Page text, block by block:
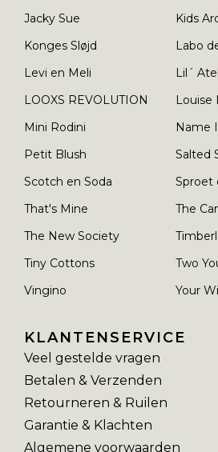
Jacky Sue
Kids
Konges Sløjd
Labo
Levi en Meli
Lil´
LOOXS REVOLUTION
Louise
Mini Rodini
Name
Petit Blush
Salted
Scotch en Soda
Sproet
That's Mine
The
The New Society
Tiny Cottons
Two
Vingino
Your
KLANTENSERVICE
Veel gestelde vragen
Betalen & Verzenden
Retourneren & Ruilen
Garantie & Klachten
Algemene voorwaarden